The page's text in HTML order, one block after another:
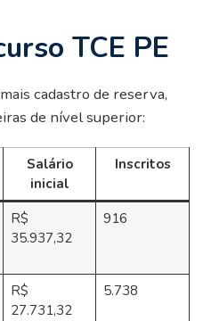
TCE PE
mais cadastro de reserva,
de nível superior:
Salário
inicial
Inscritos
R$
35.937,32
916
R$
27.731,32
5.738